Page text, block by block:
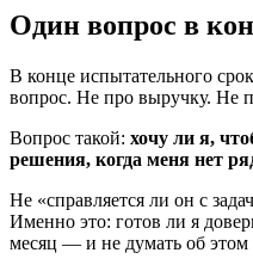
Один вопрос в
В конце испытательного
вопрос. Не про выручку. Не
Вопрос такой: хочу ли я,
решения, когда меня нет
Не «справляется ли он с
Именно это: готов ли я
месяц — и не думать об